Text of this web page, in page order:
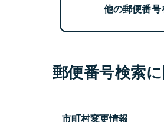
他の郵便番
郵便番号検索
市町村変更情報